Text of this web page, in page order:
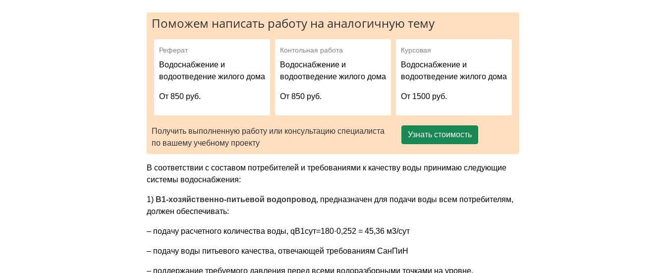
Поможем написать работу на аналогичную тему
Реферат
Водоснабжение и
водоотведение жилого дома
От 850 руб.
Контольная работа
Водоснабжение и
водоотведение жилого дома
От 850 руб.
Курсовая
Водоснабжение и
водоотведение жилого дома
От 1500 руб.
Получить выполненную работу или консультацию специалиста
по вашему учебному проекту
Узнать стоимость
В соответствии с составом потребителей и требованиями к качеству воды принимаю следующие
системы водоснабжения:
1) В1-хозяйственно-питьевой водопровод, предназначен для подачи воды всем потребителям,
должен обеспечивать:
– подачу расчетного количества воды, qВ1сут=180·0,252 = 45,36 м3/сут
– подачу воды питьевого качества, отвечающей требованиям СанПиН
– поддержание требуемого давления перед всеми водоразборными точками на уровне,